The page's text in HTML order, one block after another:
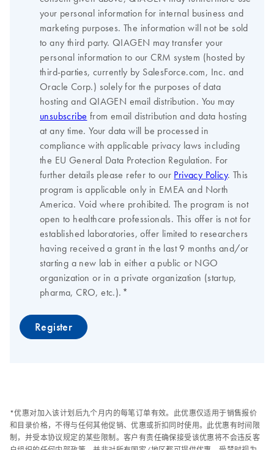
*优惠对加入该计划后九个月内的每笔订单有效。此优惠仅适用于销售报价
和目录价格，不得与任何其他促销、优惠或折扣同时使用。此优惠有时间限
制，并受本协议规定的某些限制。客户有责任确保接受该优惠将不会违反客